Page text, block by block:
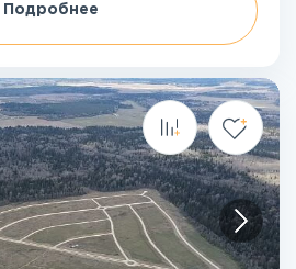
Подробнее